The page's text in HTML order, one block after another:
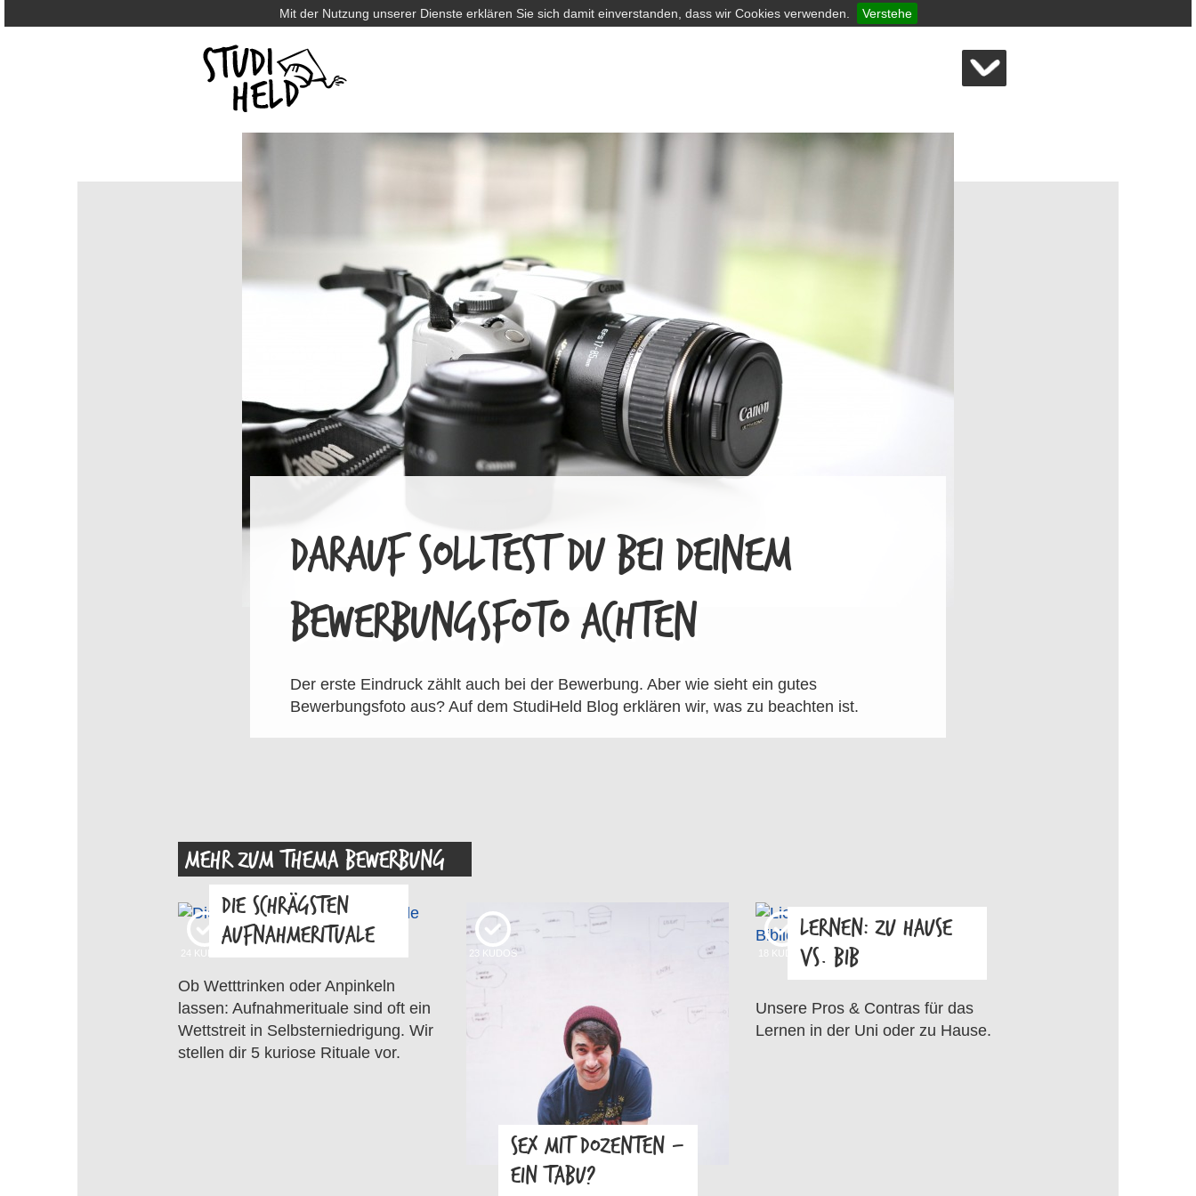
Mit der Nutzung unserer Dienste erklären Sie sich damit einverstanden, dass wir Cookies verwenden. Verstehe
DARAUF SOLLTEST DU BEI DEINEM
BEWERBUNGSFOTO ACHTEN
Der erste Eindruck zählt auch bei der Bewerbung. Aber wie sieht ein gutes
Bewerbungsfoto aus? Auf dem StudiHeld Blog erklären wir, was zu beachten ist.
MEHR ZUM THEMA BEWERBUNG
KUDOS
DIE SCHRÄGSTEN
AUFNAHMERITUALE
Ob Wetttrinken oder Anpinkeln
lassen: Aufnahmerituale sind oft ein
Wettstreit in Selbsterniedrigung. Wir
stellen dir 5 kuriose Rituale vor.
23 KUDOS
SEX MIT DOZENTEN –
EIN TABU?
KUDOS
LERNEN: ZU HAUSE
VS. BIB
Unsere Pros & Contras für das
Lernen in der Uni oder zu Hause.